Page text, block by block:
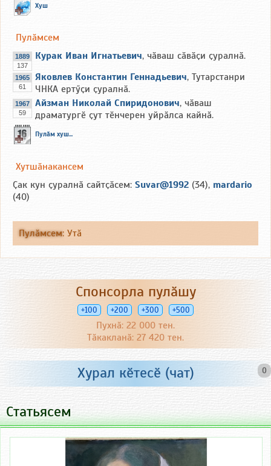
Хуш
Пулӑмсем
1889
137
Курак Иван Игнатьевич, чӑваш сӑвӑҫи ҫуралнӑ.
1965
61
Яковлев Константин Геннадьевич, Тутарстанри
ЧНКА ертӳҫи ҫуралнӑ.
1967
59
Айзман Николай Спиридонович, чӑваш
драматургӗ ҫут тӗнчерен уйрӑлса кайнӑ.
Пулӑм хуш...
Хутшӑнакансем
Ҫак кун ҫуралнӑ сайтҫӑсем: Suvar@1992 (34), mardario
(40)
Пулӑмсем: Утӑ
Спонсорла пулӑшу
+100 +200 +300 +500
Пухнӑ: 22 000 тен.
Тӑкакланӑ: 27 420 тен.
0
Хурал кӗтесӗ (чат)
Статьясем